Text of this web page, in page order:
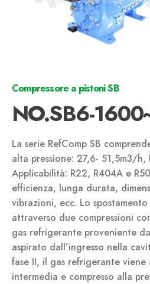
Compressore a pistoni SB
NO.SB6-
La serie RefComp SB
alta pressione: 27,6- 51,5m3/h,
Applicabilità: R22, R404A e
efficienza, lunga durata,
vibrazioni, ecc. Lo
attraverso due compressioni
gas refrigerante proveniente
aspirato dall’ingresso nella
fase II, il gas refrigerante
intermedia e compresso alla